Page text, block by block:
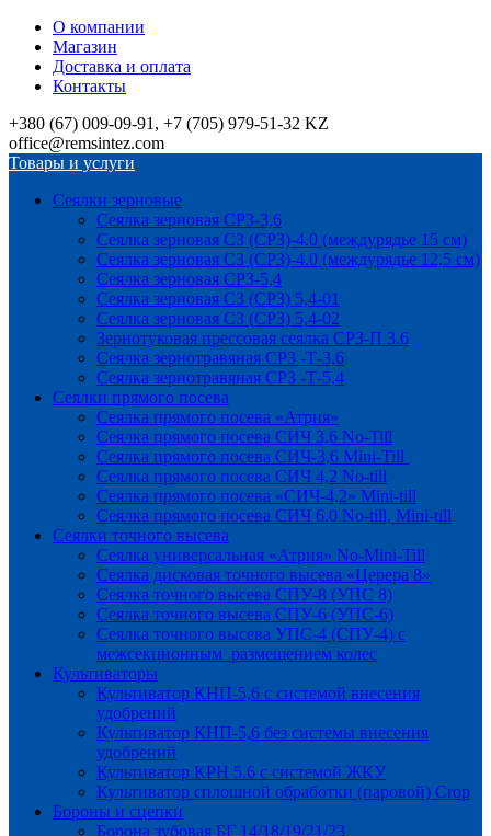
О компании
Магазин
Доставка и оплата
Контакты
+380 (67) 009-09-91, +7 (705) 979-51-32 KZ
office@remsintez.com
Товары и услуги
Сеялки зерновые
Сеялка зерновая СРЗ-3,6
Сеялка зерновая СЗ (СРЗ)-4.0 (междурядье 15 см)
Сеялка зерновая СЗ (СРЗ)-4.0 (междурядье 12,5 см)
Сеялка зерновая СРЗ-5,4
Сеялка зерновая СЗ (СРЗ) 5,4-01
Сеялка зерновая СЗ (СРЗ) 5,4-02
Зернотуковая прессовая сеялка СРЗ-П 3.6
Сеялка зернотравяная СРЗ -Т-3,6
Сеялка зернотравяная СРЗ -Т-5,4
Сеялки прямого посева
Сеялка прямого посева «Атрия»
Сеялка прямого посева СИЧ 3,6 No-Till
Сеялка прямого посева СИЧ-3,6 Mini-Till
Сеялка прямого посева СИЧ 4,2 No-till
Сеялка прямого посева «СИЧ-4,2» Mini-till
Сеялка прямого посева СИЧ 6.0 No-till, Mini-till
Сеялки точного высева
Сеялка универсальная «Атрия» No-Mini-Till
Сеялка дисковая точного высева «Церера 8»
Сеялка точного высева СПУ-8 (УПС 8)
Сеялка точного высева СПУ-6 (УПС-6)
Сеялка точного высева УПС-4 (СПУ-4) с
межсекционным размещением колес
Культиваторы
Культиватор КНП-5,6 с системой внесения
удобрений
Культиватор КНП-5,6 без системы внесения
удобрений
Культиватор КРН 5.6 с системой ЖКУ
Культиватор сплошной обработки (паровой) Crop
Бороны и сцепки
Борона зубовая БГ 14/18/19/21/23